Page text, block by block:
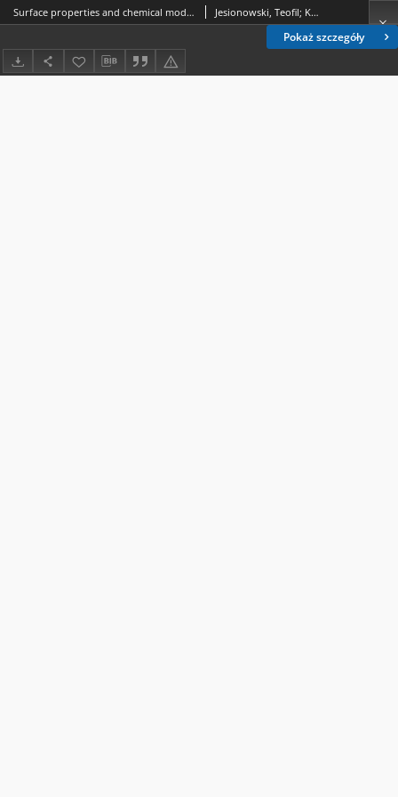
Pokaż szczegóły
Surface properties and chemical modification of hydrated silicas Jesionowski, Teofil; Krysztafkiewicz, Andrzej (1947-2010); Żurawska, Jolanta (1976- )